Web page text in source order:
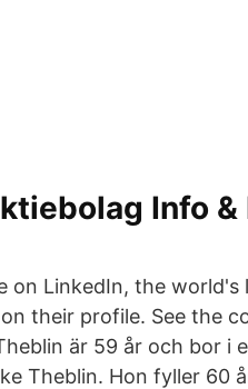
Info &
on LinkedIn, the
their profile. See the
är 59 år och bor i
Theblin. Hon fyller 60